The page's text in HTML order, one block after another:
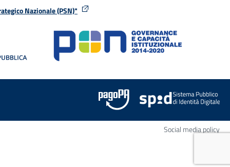
Nazionale (PSN)"
stessa finestra
Social media policy